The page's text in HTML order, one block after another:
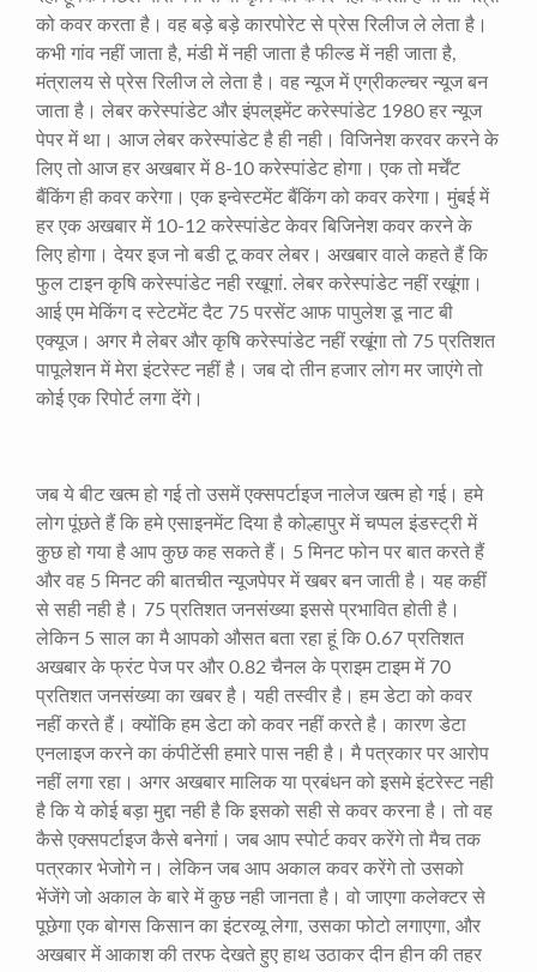
को कवर करता है। वह बड़े बड़े कारपोरेट से प्रेस रिलीज ले लेता है।
कभी गांव नहीं जाता है, मंडी में नही जाता है फील्ड में नही जाता है,
मंत्रालय से प्रेस रिलीज ले लेता है। वह न्यूज में एग्रीकल्चर न्यूज बन
जाता है। लेबर करेस्पांडेट और इंपल्इमेंट करेस्पांडेट 1980 हर न्यूज
पेपर में था। आज लेबर करेस्पांडेट है ही नही। विजिनेश करवर करने के
लिए तो आज हर अखबार में8-10 करेस्पांडेट होगा। एक तो मर्चेंट
बैंकिंग ही कवर करेगा। एक इन्वेस्टमेंट बैंकिंग को कवर करेगा। मुंबई में
हर एक अखबार में 10-12 करेस्पांडेट केवर बिजिनेश कवर करने के
लिए होगा। देयर इज नो बडी टू कवर लेबर। अखबार वाले कहते हैं कि
फुल टाइन कृषि करेस्पांडेट नही रखूगां. लेबर करेस्पांडेट नहीं रखूंगा।
आई एम मेकिंग द स्टेटमेंट दैट 75 परसेंट आफ पापुलेश डू नाट बी
एक्यूज। अगर मै लेबर और कृषि करेस्पांडेट नहीं रखूंगा तो 75 प्रतिशत
पापूलेशन में मेरा इंटरेस्ट नहीं है। जब दो तीन हजार लोग मर जाएंगे तो
कोई एक रिपोर्ट लगा देंगे।
जब ये बीट खत्म हो गई तो उसमें एक्सपर्टाइज नालेज खत्म हो गई। हमे
लोग पूंछते हैं कि हमे एसाइनमेंट दिया है कोल्हापुर में चप्पल इंडस्ट्री में
कुछ हो गया है आप कुछ कह सकते हैं। 5 मिनट फोन पर बात करते हैं
और वह 5 मिनट की बातचीत न्यूजपेपर में खबर बन जाती है। यह कहीं
से सही नही है। 75 प्रतिशत जनसंख्या इससे प्रभावित होती है।
लेकिन 5 साल का मै आपको औसत बता रहा हूं कि 0.67 प्रतिशत
अखबार के फ्रंट पेज पर और 0.82 चैनल के प्राइम टाइम में 70
प्रतिशत जनसंख्या का खबर है। यही तस्वीर है। हम डेटा को कवर
नहीं करते हैं। क्योंकि हम डेटा को कवर नहीं करते है। कारण डेटा
एनलाइज करने का कंपीटेंसी हमारे पास नही है। मै पत्रकार पर आरोप
नहीं लगा रहा। अगर अखबार मालिक या प्रबंधन को इसमे इंटरेस्ट नही
है कि ये कोई बड़ा मुद्दा नही है कि इसको सही से कवर करना है। तो वह
कैसे एक्सपर्टाइज कैसे बनेगां। जब आप स्पोर्ट कवर करेंगे तो मैच तक
पत्रकार भेजोगे न। लेकिन जब आप अकाल कवर करेंगे तो उसको
भेंजेंगे जो अकाल के बारे में कुछ नही जानता है। वो जाएगा कलेक्टर से
पूछेगा एक बोगस किसान का इंटरव्यू लेगा, उसका फोटो लगाएगा, और
अखबार में आकाश की तरफ देखते हुए हाथ उठाकर दीन हीन की तहर